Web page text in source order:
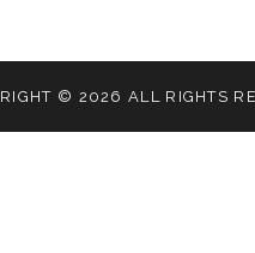
© 2026 ALL RIGHTS